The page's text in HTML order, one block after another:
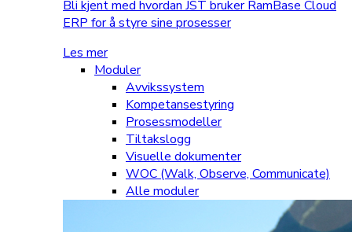
Bli kjent med hvordan JST bruker RamBase Cloud
ERP for å styre sine prosesser
Les mer
Moduler
Avvikssystem
Kompetansestyring
Prosessmodeller
Tiltakslogg
Visuelle dokumenter
WOC (Walk, Observe, Communicate)
Alle moduler